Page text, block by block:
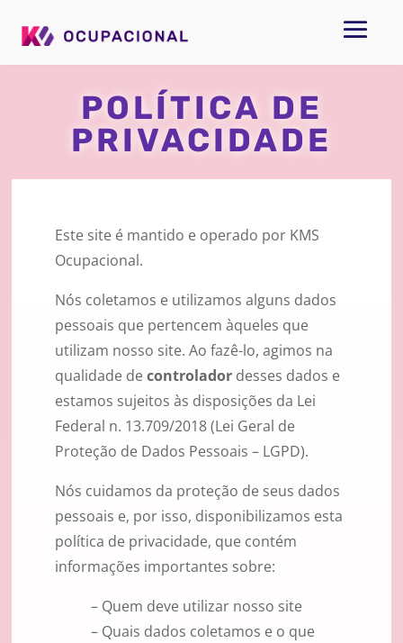
POLÍTICA DE
PRIVACIDADE
Este site é mantido e operado por KMS
Ocupacional.
Nós coletamos e utilizamos alguns dados
pessoais que pertencem àqueles que
utilizam nosso site. Ao fazê-lo, agimos na
qualidade decontrolador desses dados e
estamos sujeitos às disposições da Lei
Federal n. 13.709/2018 (Lei Geral de
Proteção de Dados Pessoais – LGPD).
Nós cuidamos da proteção de seus dados
pessoais e, por isso, disponibilizamos esta
política de privacidade, que contém
informações importantes sobre:
– Quem deve utilizar nosso site
– Quais dados coletamos e o que